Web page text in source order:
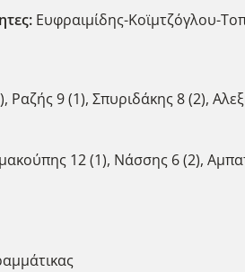
Ευφραιμίδης-Κοϊμτζόγλου-
Ραζής 9 (1), Σπυριδάκης 8 (2),
12 (1), Νάσσης 6 (2),